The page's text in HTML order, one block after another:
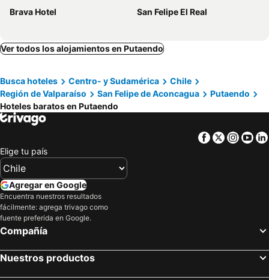
Brava Hotel
San Felipe El Real
Ver todos los alojamientos en Putaendo
Busca hoteles Centro- y Sudamérica
Chile
Región de Valparaíso
San Felipe de Aconcagua
Putaendo
Hoteles baratos en Putaendo
Facebook
Twitter
Elige tu país
Agregar en Google
Encuentra nuestros resultados
fácilmente: agrega trivago como
fuente preferida en Google.
Compañía
Nuestros productos